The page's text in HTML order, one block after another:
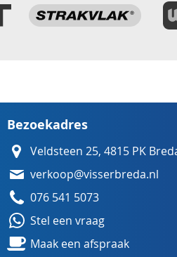
Bezoekadres
Veldsteen 25, 4815 PK
verkoop@visserbreda.nl
076 541 5073
Stel een vraag
Maak een afspraak